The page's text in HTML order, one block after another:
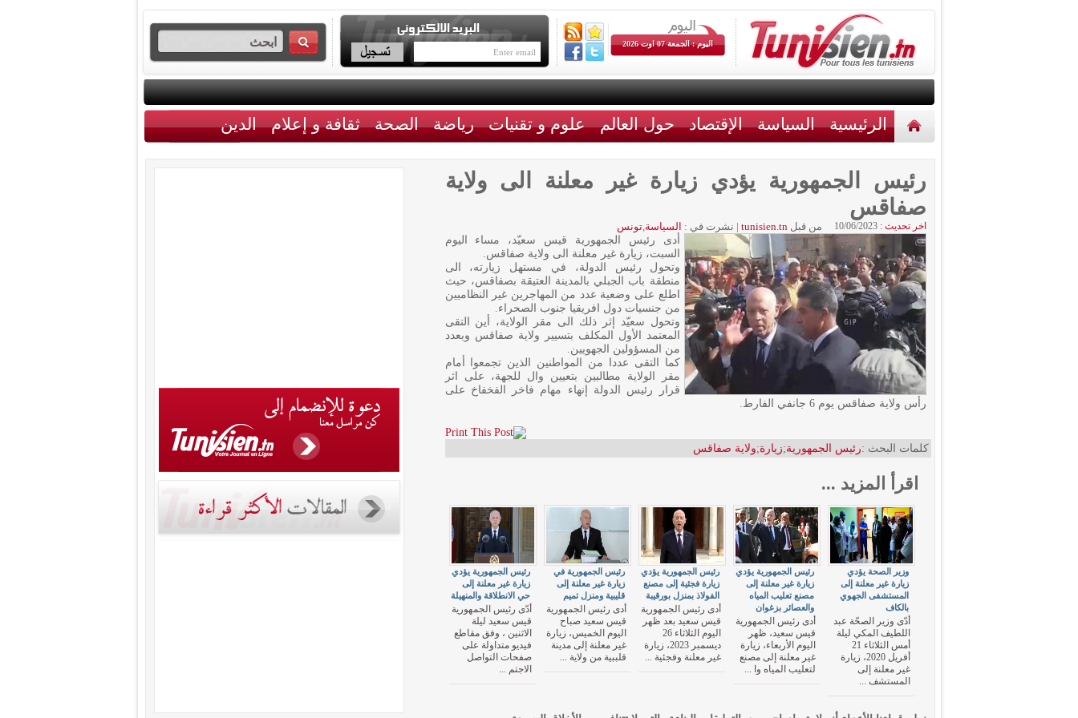
اليوم : الجمعة 07 اوت 2026
الرئيسية السياسة الإقتصاد حول العالم علوم و تقنيات رياضة الصحة ثقافة و إعلام الدين
رئيس الجمهورية يؤدي زيارة غير معلنة الى ولاية
صفاقس
اخر تحديث : 10/06/2023 من قبلtunisien.tn
| نشرت في : السياسة,تونس
أدى رئيس الجمهورية قيس سعيّد، مساء اليوم
السبت، زيارة غير معلنة الى ولاية صفاقس.
وتحول رئيس الدولة، في مستهل زيارته، الى
منطقة باب الجبلي بالمدينة العتيقة بصفاقس، حيث
اطلع على وضعية عدد من المهاجرين غير النظاميين
من جنسيات دول افريقيا جنوب الصحراء.
وتحول سعيّد إثر ذلك الى مقر الولاية، أين التقى
المعتمد الأول المكلف بتسيير ولاية صفاقس وبعدد
من المسؤولين الجهويين.
كما التقى عددا من المواطنين الذين تجمعوا أمام
مقر الولاية مطالبين بتعيين وال للجهة، على اثر
قرار رئيس الدولة إنهاء مهام فاخر الفخفاخ على
رأس ولاية صفاقس يوم 6 جانفي الفارط.
كلمات البحث :رئيس الجمهورية;زيارة;ولاية صفاقس
اقرأ المزيد ...
رئيس الجمهورية يؤدي
زيارة غير معلنة إلى
حي الانطلاقة والمنهيلة
أدّى رئيس الجمهورية
قيس سعيد ليلة
الاثنين ، وفق مقاطع
فيديو متداولة على
صفحات التواصل
الاجتم ...
رئيس الجمهورية في
زيارة غير معلنة إلى
قليبية ومنزل تميم
أدى رئيس الجمهورية
قيس سعيد صباح
اليوم الخميس، زيارة
غير معلنة إلى مدينة
قلببية من ولاية ...
رئيس الجمهورية يؤدي
زيارة فجئية إلى مصنع
الفولاذ بمنزل بورقيبة
أدى رئيس الجمهورية
قيس سعيد بعد ظهر
اليوم الثلاثاء 26
ديسمبر 2023، زيارة
غير معلنة وفجئية ...
رئيس الجمهورية يؤدي
زيارة غير معلنة إلى
مصنع تعليب المياه
والعصائر بزغوان
أدى رئيس الجمهورية
قيس سعيد، ظهر
اليوم الأربعاء، زيارة
غير معلنة إلى مصنع
لتعليب المياه وا ...
وزير الصحة يؤدي
زيارة غير معلنة إلى
المستشفى الجهوي
بالكاف
أدّى وزير الصحّة عبد
اللطيف المكي ليلة
أمس الثلاثاء 21
أفريل 2020، زيارة
غير معلنة إلى
المستشف ...